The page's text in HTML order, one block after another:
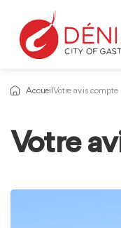
Accueil Votre avis compte
Votre
Informations
sur